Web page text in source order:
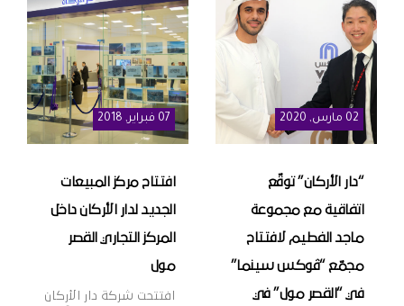
02 مارس, 2020
“دار الأركان” توقّع
اتفاقية مع مجموعة
ماجد الفطيم لافتتاح
مجمّع “ڤوكس سينما”
في “القصر مول” في
07 فبراير, 2018
افتتاح مركز المبيعات
الجديد لدار الأركان داخل
المركز التجاري القصر
مول
افتتحت شركة دار الأركان